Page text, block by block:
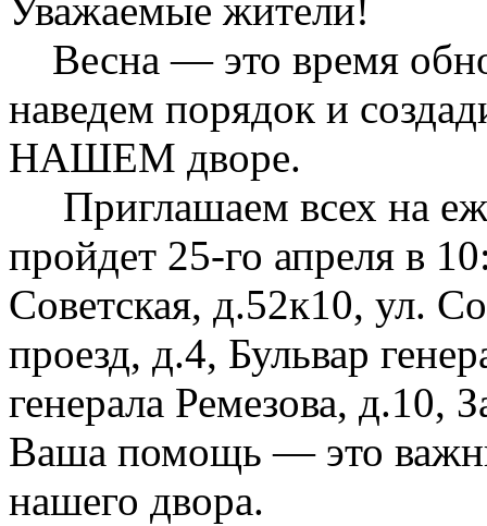
Уважаемые жители!
Весна — это время
наведем порядок и
НАШЕМ дворе.
Приглашаем всех на
пройдет 25-го апреля в
Советская, д.52к10, ул.
проезд, д.4, Бульвар
генерала Ремезова, д.10,
Ваша помощь — это
нашего двора.